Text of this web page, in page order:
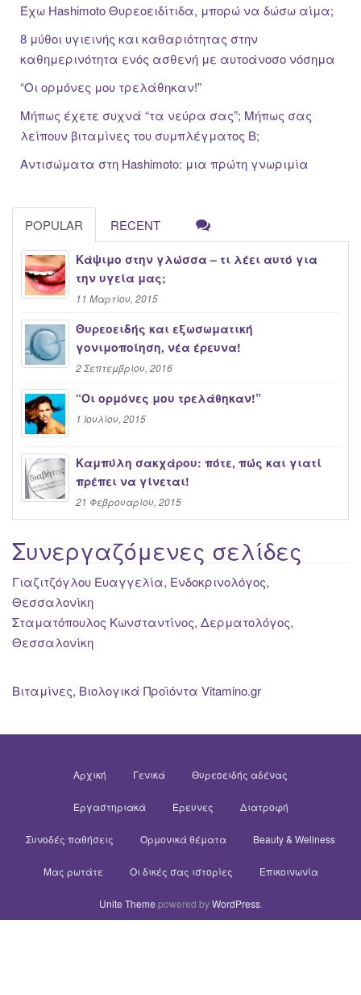
Έχω Hashimoto Θυρεοειδίτιδα, μπορώ να δώσω αίμα;
8 μύθοι υγιεινής και καθαριότητας στην
καθημερινότητα ενός ασθενή με αυτοάνοσο νόσημα
“Oι ορμόνες μου τρελάθηκαν!”
Μήπως έχετε συχνά “τα νεύρα σας”; Μήπως σας
λείπουν βιταμίνες του συμπλέγματος Β;
Αντισώματα στη Hashimoto: μια πρώτη γνωριμία
POPULAR RECENT
Κάψιμο στην γλώσσα – τι λέει αυτό για
την υγεία μας;
11 Μαρτίου, 2015
Θυρεοειδής και εξωσωματική
γονιμοποίηση, νέα έρευνα!
2 Σεπτεμβρίου, 2016
“Oι ορμόνες μου τρελάθηκαν!”
1 Ιουλίου, 2015
Καμπύλη σακχάρου: πότε, πώς και γιατί
πρέπει να γίνεται!
21 Φεβρουαρίου, 2015
Συνεργαζόμενες σελίδες
Γιαζιτζόγλου Ευαγγελία, Ενδοκρινολόγος,
Θεσσαλονίκη
Σταματόπουλος Κωνσταντίνος, Δερματολόγος,
Θεσσαλονίκη
Βιταμίνες, Βιολογικά Προϊόντα Vitamino.gr
Αρχική Γενικά Θυρεοειδής αδένας
Εργαστηριακά Έρευνες Διατροφή
Συνοδές παθήσεις Ορμονικά θέματα Beauty & Wellness
Μας ρωτάτε Οι δικές σας ιστορίες Επικοινωνία
Unite Theme powered byWordPress.